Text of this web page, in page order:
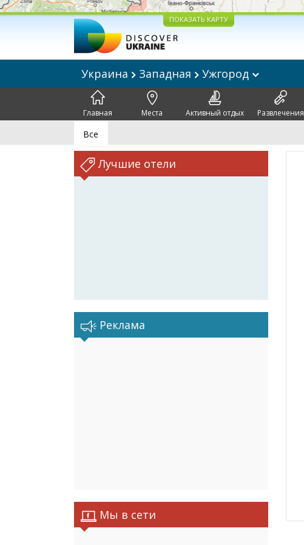
ПОКАЗАТЬ КАРТУ
Украина Западная Ужгород
Главная Места Активный отдых Развлечения
Все
Лучшие отели
Реклама
Мы в сети